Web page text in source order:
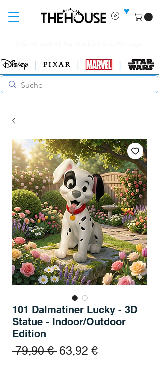
♥
101 Dalmatiner Lucky - 3D
Statue - Indoor/Outdoor
Edition
79,90 € Standardpreis
63,92 €Sale-Preis